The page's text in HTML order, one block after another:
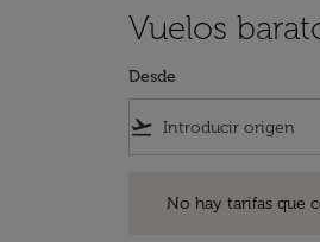
Vuelos
Desde
flight_takeoff
No hay tarifas que